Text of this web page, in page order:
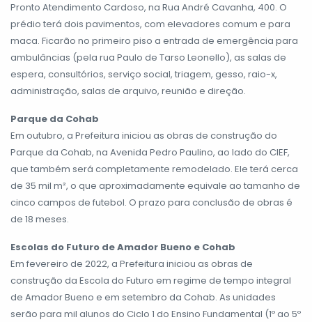
Pronto Atendimento Cardoso, na Rua André Cavanha, 400. O
prédio terá dois pavimentos, com elevadores comum e para
maca. Ficarão no primeiro piso a entrada de emergência para
ambulâncias (pela rua Paulo de Tarso Leonello), as salas de
espera, consultórios, serviço social, triagem, gesso, raio-x,
administração, salas de arquivo, reunião e direção.
Parque da Cohab
Em outubro, a Prefeitura iniciou as obras de construção do
Parque da Cohab, na Avenida Pedro Paulino, ao lado do CIEF,
que também será completamente remodelado. Ele terá cerca
de 35 mil m², o que aproximadamente equivale ao tamanho de
cinco campos de futebol. O prazo para conclusão de obras é
de 18 meses.
Escolas do Futuro de Amador Bueno e Cohab
Em fevereiro de 2022, a Prefeitura iniciou as obras de
construção da Escola do Futuro em regime de tempo integral
de Amador Bueno e em setembro da Cohab. As unidades
serão para mil alunos do Ciclo 1 do Ensino Fundamental (1º ao 5º